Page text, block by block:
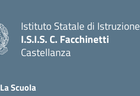
Istituto Statale di
I.S.I.S. C. Facchinetti
Castellanza
La Scuola